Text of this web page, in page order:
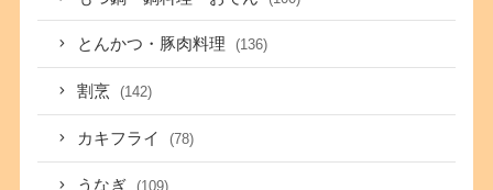
とんかつ・豚肉料理 (136)
割烹 (142)
カキフライ (78)
うなぎ (109)